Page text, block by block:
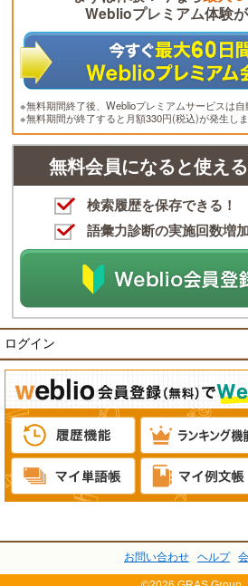
Weblioプレミアム体験
※無料期間終了後、Weblioプレミアムサービスは自
※無料期間が終了すると月額330円(税込)が発生しま
無料会員になると使え
検索履歴を保存できる！
語彙力診断の実施回数増
ログイン
お問い合わせ ヘルプ